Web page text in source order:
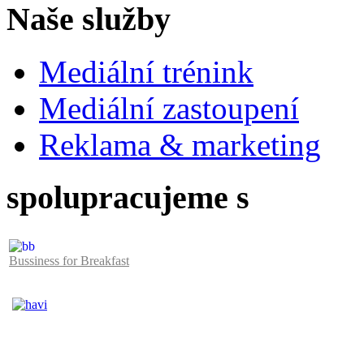
Naše služby
Mediální trénink
Mediální zastoupení
Reklama & marketing
spolupracujeme s
Bussiness for Breakfast